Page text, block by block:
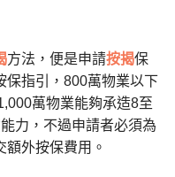
方法，便是申請按揭保
保指引，800萬物業以下
萬物業能夠承造8至
力，不過申請者必須為
額外按保費用。